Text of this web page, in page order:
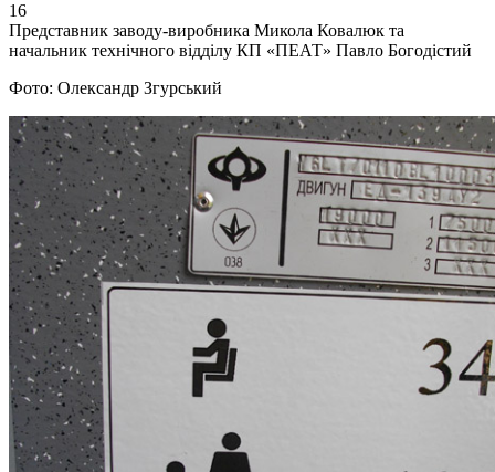
16
Представник заводу-виробника Микола Ковалюк та
начальник технічного відділу КП «ПЕАТ» Павло Богодістий
Фото: Олександр Згурський